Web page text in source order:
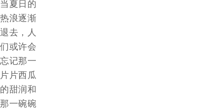
当夏日的
热浪逐渐
退去，人
们或许会
忘记那一
片片西瓜
的甜润和
那一碗碗